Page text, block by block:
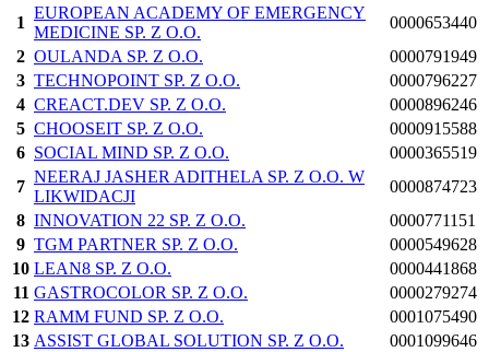
1
EUROPEAN ACADEMY OF EMERGENCY
MEDICINE SP. Z O.O.
0000653440
2 OULANDA SP. Z O.O.
0000791949
3 TECHNOPOINT SP. Z O.O.
0000796227
4 CREACT.DEV SP. Z O.O.
0000896246
5 CHOOSEIT SP. Z O.O.
0000915588
6 SOCIAL MIND SP. Z O.O.
0000365519
7
NEERAJ JASHER ADITHELA SP. Z O.O. W
LIKWIDACJI
0000874723
8 INNOVATION 22 SP. Z O.O.
0000771151
9 TGM PARTNER SP. Z O.O.
0000549628
10 LEAN8 SP. Z O.O.
0000441868
11 GASTROCOLOR SP. Z O.O.
0000279274
12 RAMM FUND SP. Z O.O.
0001075490
13 ASSIST GLOBAL SOLUTION SP. Z O.O.
0001099646